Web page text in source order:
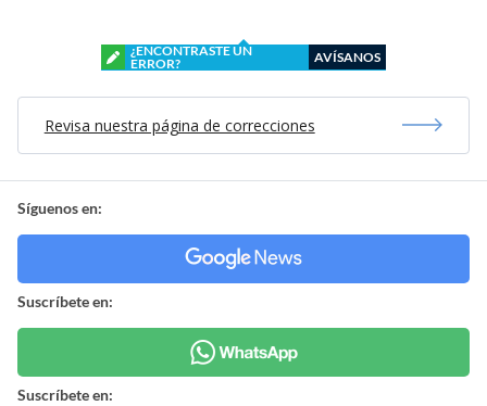
¿ENCONTRASTE UN
ERROR?
AVÍSANOS
Revisa nuestra página de correcciones
Síguenos en:
Suscríbete en:
Suscríbete en: